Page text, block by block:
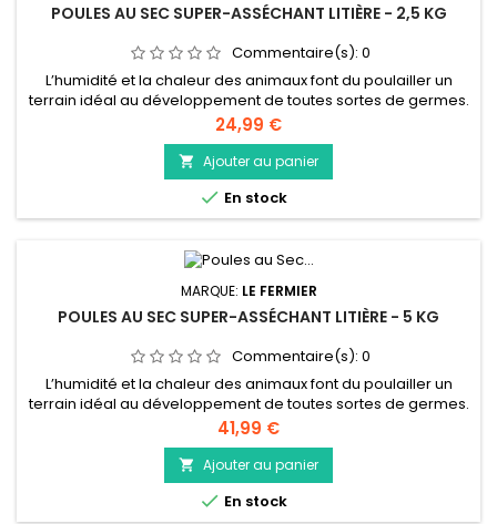
POULES AU SEC SUPER-ASSÉCHANT LITIÈRE - 2,5 KG
Commentaire(s): 0
L’humidité et la chaleur des animaux font du poulailler un
terrain idéal au développement de toutes sortes de germes.
Assèchement, sols moins glissants, fumier plus sec,
diminution du risque de contamination, séchage corporel :
les bénéfices de l’asséchant litière sont nombreux, sans
compter le gain en confort de l’animal. Sans phosphate,
biodégradable,...
Prix
24,99 €
 Ajouter au panier
 En stock
MARQUE: LE FERMIER
POULES AU SEC SUPER-ASSÉCHANT LITIÈRE - 5 KG
Commentaire(s): 0
L’humidité et la chaleur des animaux font du poulailler un
terrain idéal au développement de toutes sortes de germes.
Assèchement, sols moins glissants, fumier plus sec,
diminution du risque de contamination, séchage corporel :
les bénéfices de l’asséchant litière sont nombreux, sans
compter le gain en confort de l’animal. Sans phosphate,
biodégradable,...
Prix
41,99 €
 Ajouter au panier
 En stock